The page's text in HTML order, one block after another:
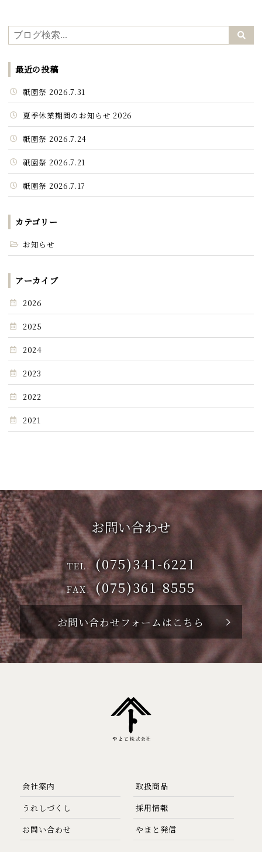
最近の投稿
祇園祭 2026.7.31
夏季休業期間のお知らせ 2026
祇園祭 2026.7.24
祇園祭 2026.7.21
祇園祭 2026.7.17
カテゴリー
お知らせ
アーカイブ
2026
2025
2024
2023
2022
2021
お問い合わせ
TEL. (075)341-6221
FAX.(075)361-8555
お問い合わせフォームはこちら
会社案内
取扱商品
うれしづくし
採用情報
お問い合わせ
やまと発信